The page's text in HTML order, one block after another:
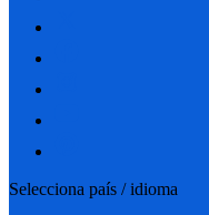
Selecciona país / idioma